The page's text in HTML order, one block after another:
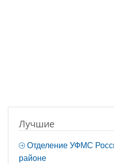
Лучшие
Отделение УФМС
районе